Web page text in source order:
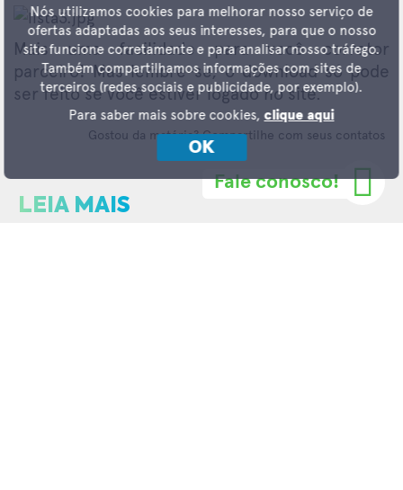
Nós utilizamos cookies para melhorar nosso serviço de
ofertas adaptadas aos seus interesses, para que o nosso
site funcione corretamente e para analisar nosso tráfego.
Também compartilhamos informações com sites de
terceiros (redes sociais e publicidade, por exemplo).
Para saber mais sobre cookies,clique aqui
OK
Mais uma facilidade para você corretor
parceiro! Mas lembre-se, o download só pode
ser feito se você estiver logado no site.
Gostou da matéria? Compartilhe com seus contatos
LEIA MAIS
Fale conosco!